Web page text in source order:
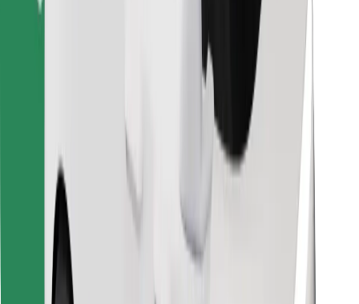
Κατεβάστε την εφαρμογή Bolt Food